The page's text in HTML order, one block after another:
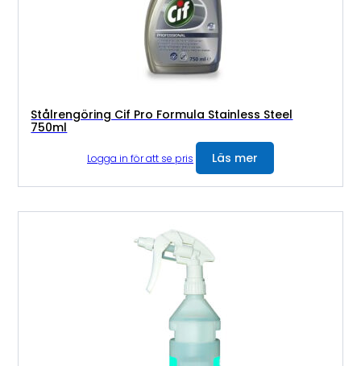
Stålrengöring Cif Pro Formula Stainless Steel
750ml
Logga in för att se pris Läs mer